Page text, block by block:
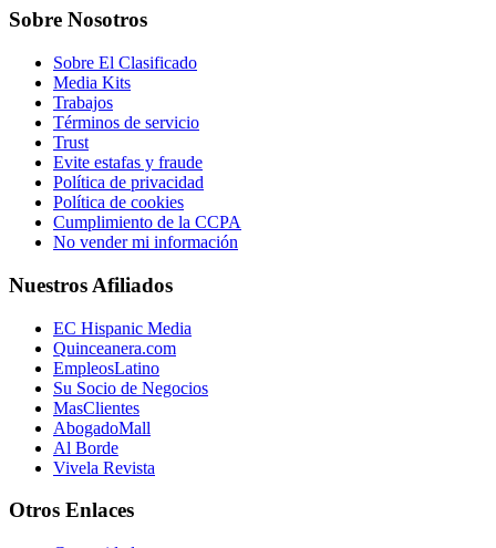
Sobre Nosotros
Sobre El Clasificado
Media Kits
Trabajos
Términos de servicio
Trust
Evite estafas y fraude
Política de privacidad
Política de cookies
Cumplimiento de la CCPA
No vender mi información
Nuestros Afiliados
EC Hispanic Media
Quinceanera.com
EmpleosLatino
Su Socio de Negocios
MasClientes
AbogadoMall
Al Borde
Vivela Revista
Otros Enlaces